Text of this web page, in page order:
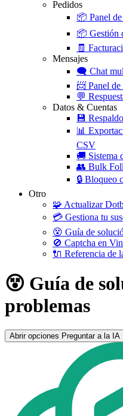
Pedidos
📦 Panel
📦 Gestión
🧾
Mensajes
🗨️ Chat
📨 Panel
💬
Datos & Cuentas
💾
📊
CSV
🚚 Sistema
👥 Bulk
🔒 Bloqueo
Otro
🧩 Actualizar
💳 Gestiona tu
😵 Guía de
🚫 Captcha en
🔌 Referencia de
😵 Guía de
problemas
Abrir opciones Preguntar a la IA